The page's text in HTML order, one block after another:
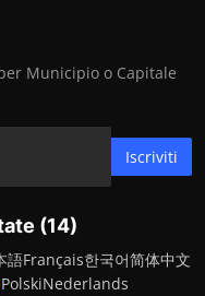
Municipio o Capitale
Iscriviti
(14)
語Français한국어简体中文
PolskiNederlands